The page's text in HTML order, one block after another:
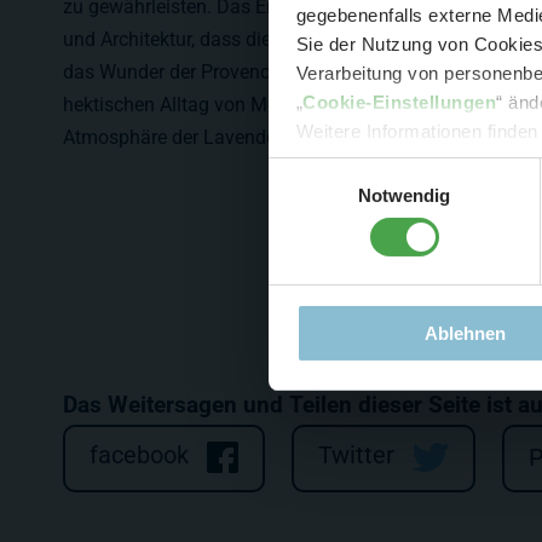
gegebenenfalls externe
Sie der Nutzung von
Verarbeitung von
„Cookie-Einstellungen“
Weitere Informationen
Notwendig
Ablehnen
zu gewährleisten. Das Ergebnis ist ein einzigartiges
und Architektur, dass die Besucher in eine malerische
das Wunder der Provence in all seiner Schönheit
hektischen Alltag von Monaco für einen Moment
Atmosphäre der Lavendelfelder eintauchen.
Das Weitersagen und Teilen dieser Seite ist
facebook Twitter
-
-